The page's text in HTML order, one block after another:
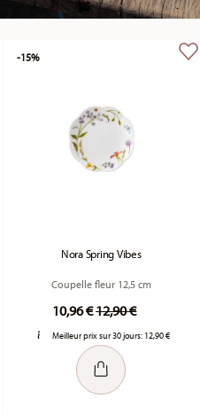
Nora Spring Vibes
Coupelle fleur 12,5 cm
10,96 €Price reduced
12,90 €to
Meilleur prix sur 30 jours: 12,90 €
-15%